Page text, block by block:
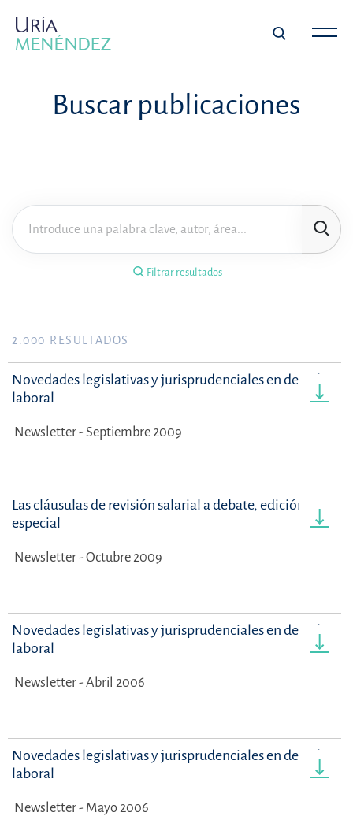
Buscar publicaciones
Filtrar resultados
Filtrar resultados ×
Área de práctica
2.000 RESULTADOS
Novedades legislativas y jurisprudenciales en derecho
laboral
Newsletter - Septiembre 2009
Las cláusulas de revisión salarial a debate, edición
especial
Newsletter - Octubre 2009
Novedades legislativas y jurisprudenciales en derecho
laboral
Newsletter - Abril 2006
Novedades legislativas y jurisprudenciales en derecho
laboral
Newsletter - Mayo 2006